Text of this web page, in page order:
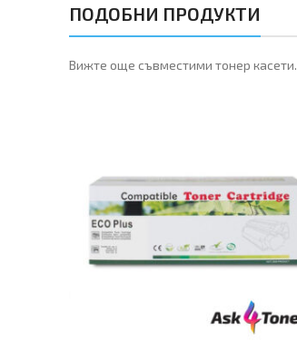
ПОДОБНИ ПРОДУКТИ
Вижте още съвместими тонер касети.